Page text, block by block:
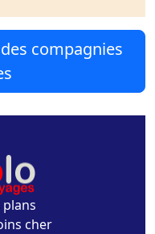
compagnies
plans
cher